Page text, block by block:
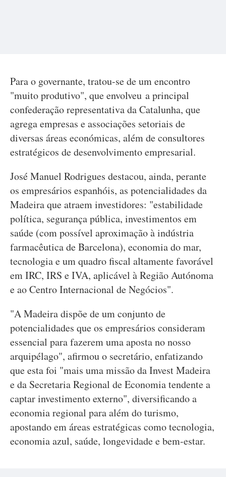
Para o governante, tratou-se de um encontro
"muito produtivo", que envolveu a principal
confederação representativa da Catalunha, que
agrega empresas e associações setoriais de
diversas áreas económicas, além de consultores
estratégicos de desenvolvimento empresarial.
José Manuel Rodrigues destacou, ainda, perante
os empresários espanhóis, as potencialidades da
Madeira que atraem investidores: "estabilidade
política, segurança pública, investimentos em
saúde (com possível aproximação à indústria
farmacêutica de Barcelona), economia do mar,
tecnologia e um quadro fiscal altamente favorável
em IRC, IRS e IVA, aplicável à Região Autónoma
e ao Centro Internacional de Negócios".
"A Madeira dispõe de um conjunto de
potencialidades que os empresários consideram
essencial para fazerem uma aposta no nosso
arquipélago", afirmou o secretário, enfatizando
que esta foi "mais uma missão da Invest Madeira
e da Secretaria Regional de Economia tendente a
captar investimento externo", diversificando a
economia regional para além do turismo,
apostando em áreas estratégicas como tecnologia,
economia azul, saúde, longevidade e bem-estar.